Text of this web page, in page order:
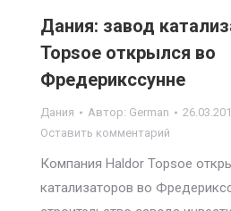
Дания: завод
Topsoe открылся во
Фредерикссунне
Дания Автор: German
Оставить комментарий
Компания Haldor Topsoe
катализаторов во